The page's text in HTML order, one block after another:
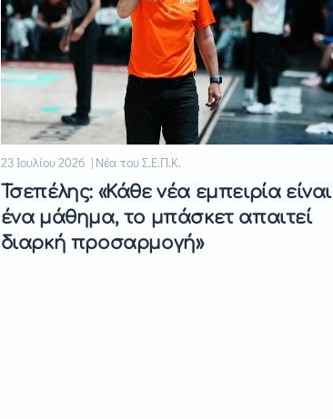
23 Ιουλίου 2026 | Νέα του Σ.Ε.Π.Κ.
Τσεπέλης: «Κάθε νέα εμπειρία είναι
ένα μάθημα, το μπάσκετ απαιτεί
διαρκή προσαρμογή»